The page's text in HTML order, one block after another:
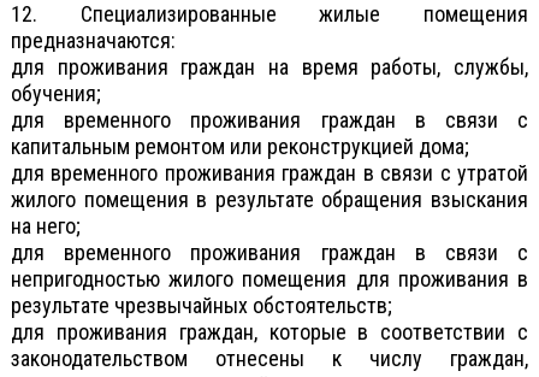
12. Специализированные жилые помещения
предназначаются:
для проживания граждан на время работы, службы,
обучения;
для временного проживания граждан в связи с
капитальным ремонтом или реконструкцией дома;
для временного проживания граждан в связи с утратой
жилого помещения в результате обращения взыскания
на него;
для временного проживания граждан в связи с
непригодностью жилого помещения для проживания в
результате чрезвычайных обстоятельств;
для проживания граждан, которые в соответствии с
законодательством отнесены к числу граждан,